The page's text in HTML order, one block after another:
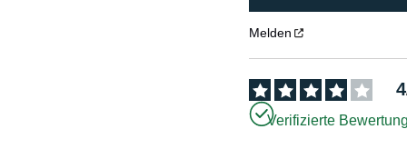
Melden
4
Verifizierte